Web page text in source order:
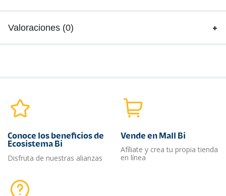
Valoraciones (0)
Conoce los beneficios de
Ecosistema Bi
Disfruta de nuestras alianzas
Vende en Mall Bi
Afíliate y crea tu propia tienda
en línea